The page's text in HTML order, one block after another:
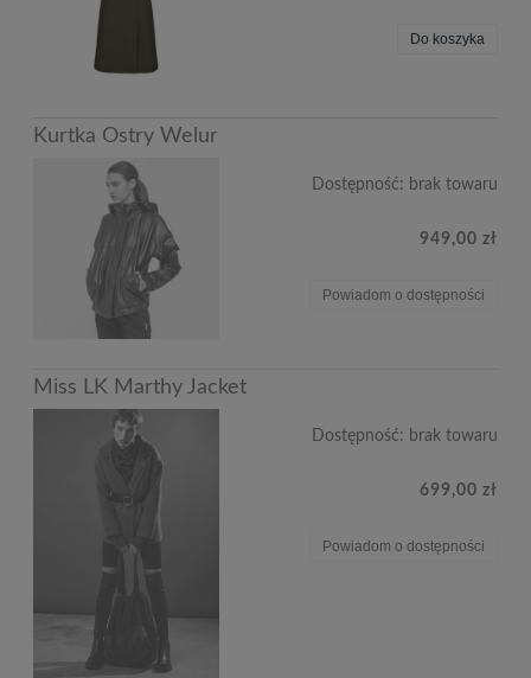
Do koszyka
Kurtka Ostry Welur
Dostępność: brak towaru
949,00 zł
Powiadom o dostępności
Miss LK Marthy Jacket
Dostępność: brak towaru
699,00 zł
Powiadom o dostępności